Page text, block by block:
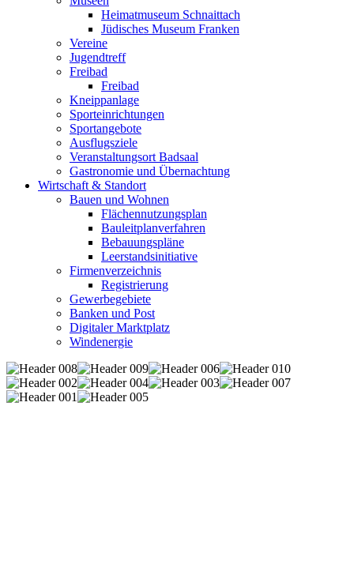
Heimatmuseum Schnaittach
Jüdisches Museum Franken
Vereine
Jugendtreff
Freibad
Freibad
Kneippanlage
Sporteinrichtungen
Sportangebote
Ausflugsziele
Veranstaltungsort Badsaal
Gastronomie und Übernachtung
Wirtschaft & Standort
Bauen und Wohnen
Flächennutzungsplan
Bauleitplanverfahren
Bebauungspläne
Leerstandsinitiative
Firmenverzeichnis
Registrierung
Gewerbegebiete
Banken und Post
Digitaler Marktplatz
Windenergie